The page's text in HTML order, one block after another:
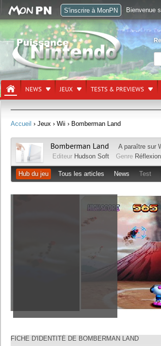
NEWS JEUX TESTS & PREVIEWS
Accueil › Jeux › Wii › Bomberman Land
Bomberman Land A paraître sur
Editeur Hudson Soft Genre Réflexion
Hub du jeu Tous les articles News Test
FICHE D'IDENTITÉ DE BOMBERMAN LAND
S'inscrire à MonPN Bienvenue